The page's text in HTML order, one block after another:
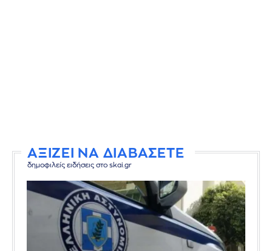
ΑΞΙΖΕΙ ΝΑ ΔΙΑΒΑΣΕΤΕ
δημοφιλείς ειδήσεις στο skai.gr